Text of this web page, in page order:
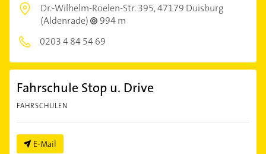
Dr.-Wilhelm-Roelen-Str. 395,47179 Duisburg
(Aldenrade)
994 m
0203 4 84 54 69
Fahrschule Stop u. Drive
FAHRSCHULEN
E-Mail